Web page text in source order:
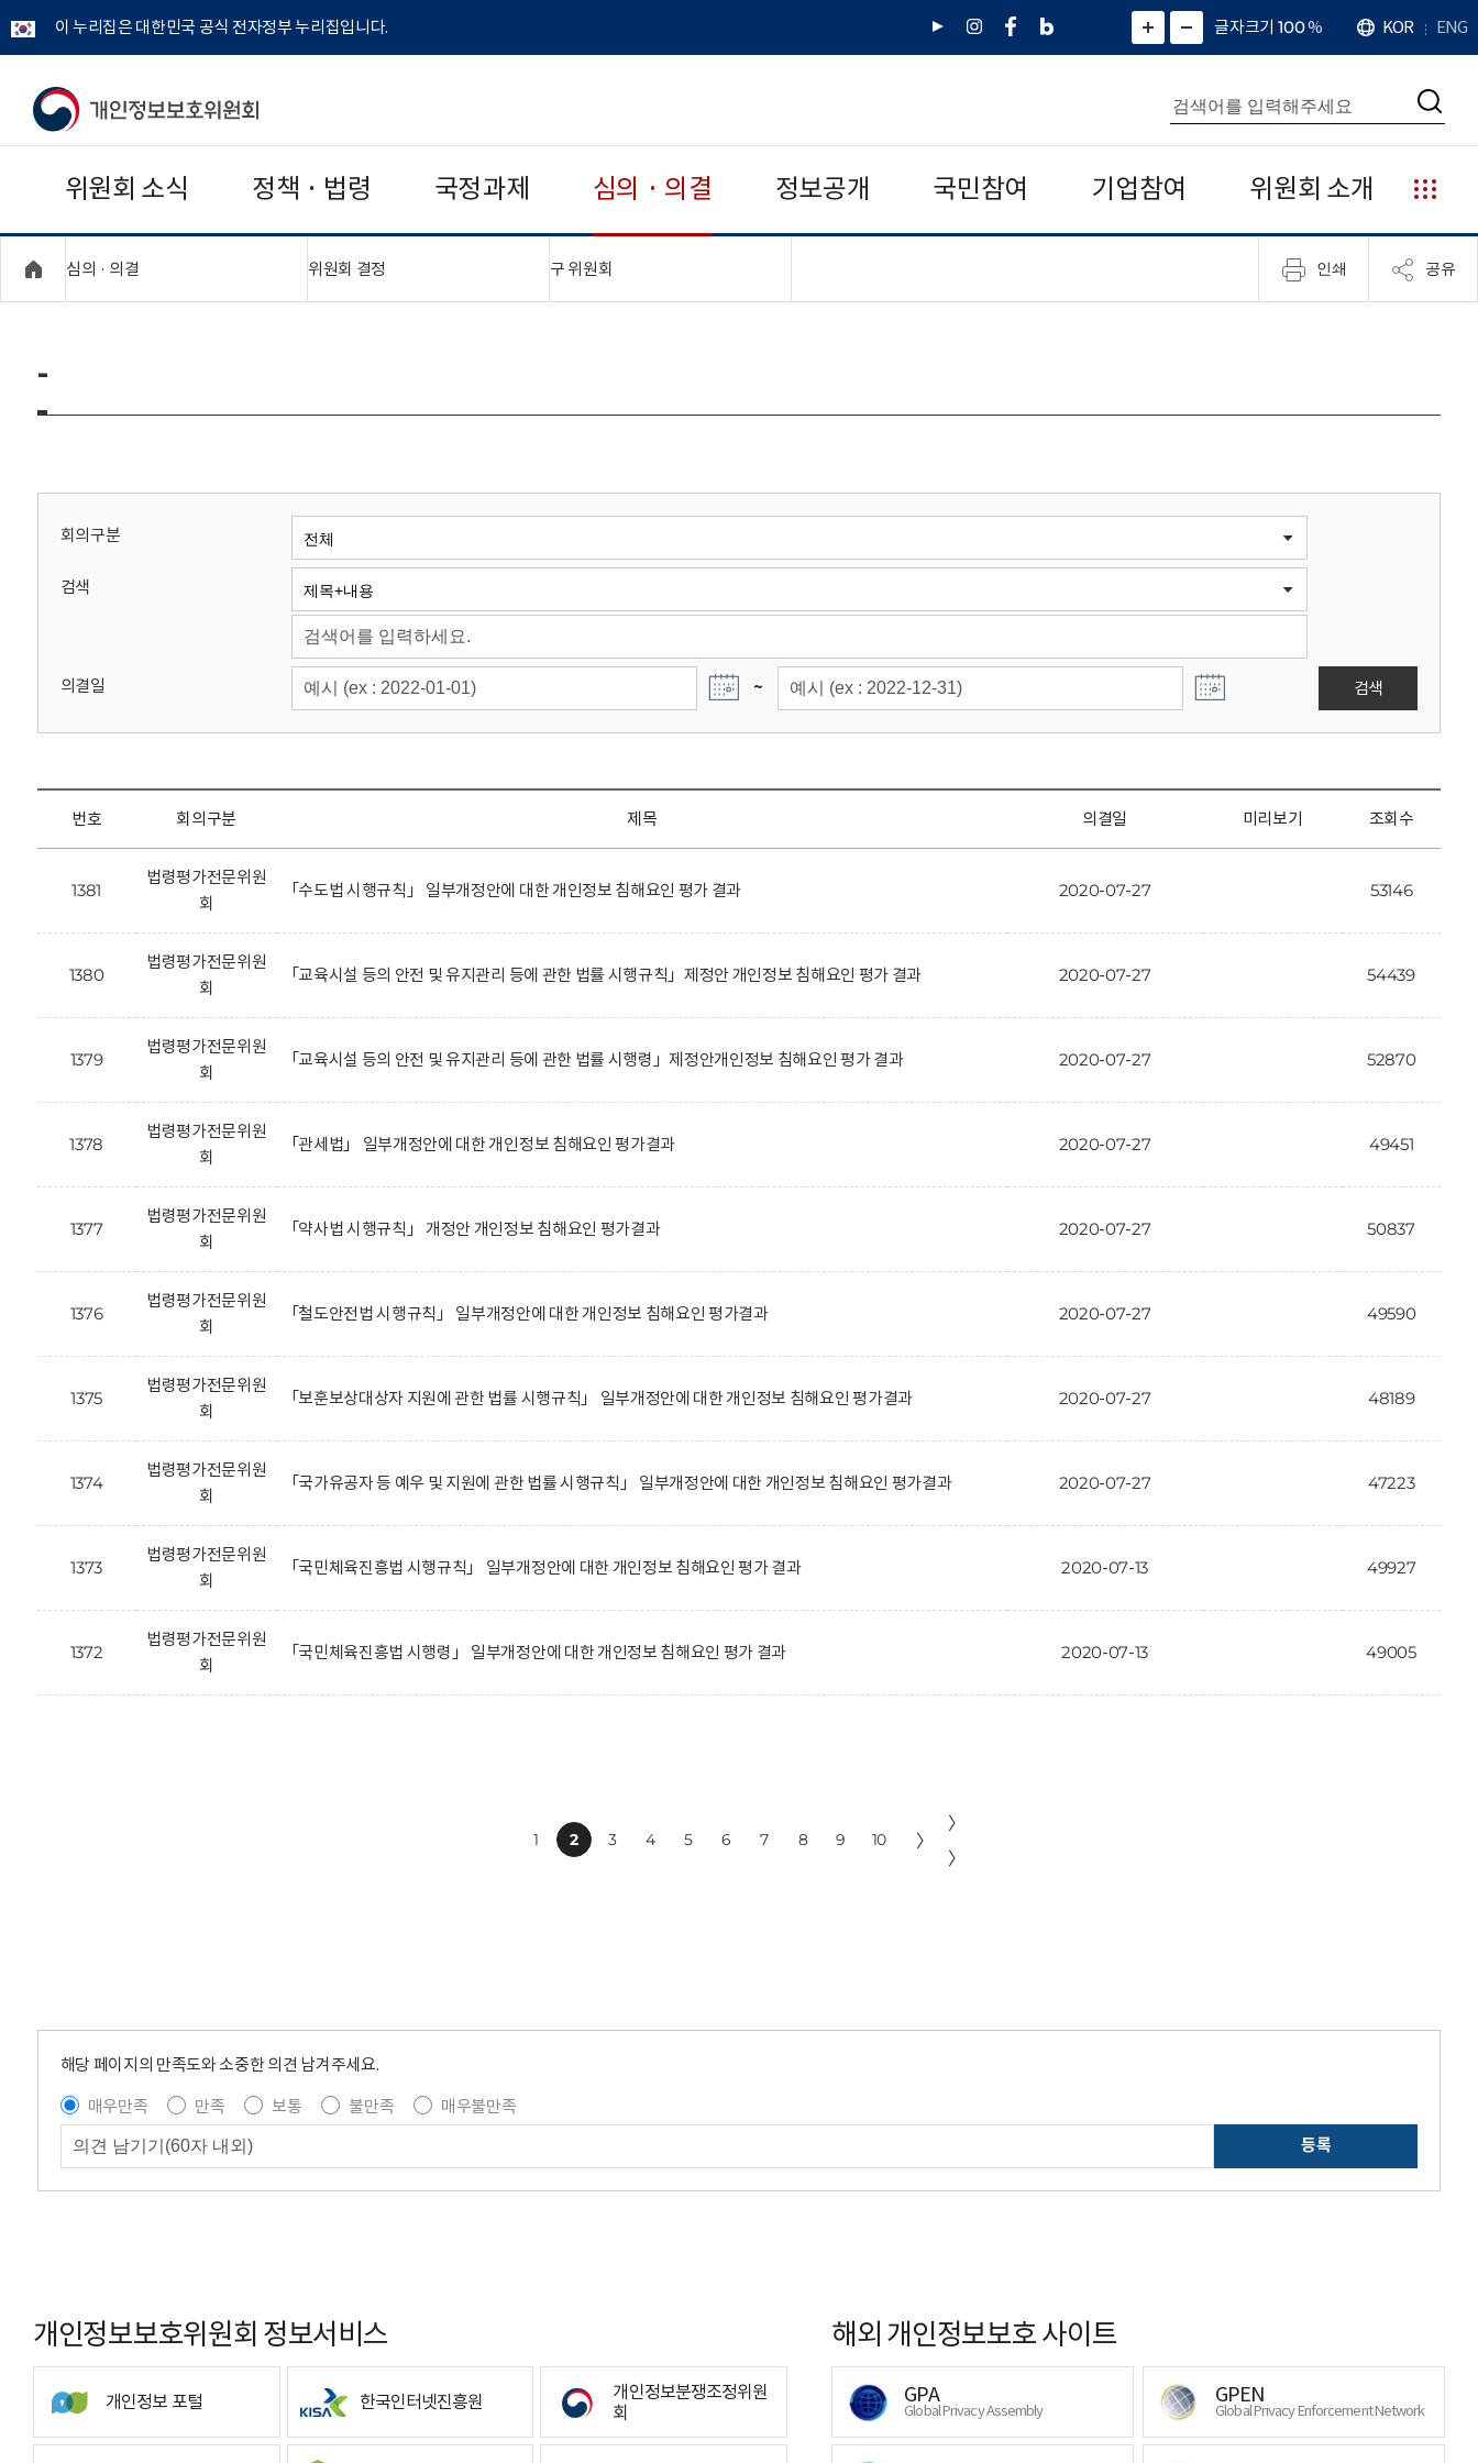
이 누리집은 대한민국 공식 전자정부 누리집입니다.
유
인
페
네
그
)
화
면
면
소
확
대
치
글자크기 100%
언
어
KOR ENG
개
보
보
위
회
통
합
검
색
검
위원회 소식 정책 · 법령 국정과제 심의 · 의결 정보공개 국민참여 기업참여 위원회 소개
누
리
집
안
심의 · 의결 위원회 결정 구 위원회 인쇄 공유
-
회의구분
검색
의결일 ~ 검색
번호 회의구분 제목 의결일 미리보기 조회수
1381
법령평가전문위원
회
「수도법 시행규칙」 일부개정안에 대한 개인정보 침해요인 평가 결과 2020-07-27 53146
1380
법령평가전문위원
회
「교육시설 등의 안전 및 유지관리 등에 관한 법률 시행규칙」제정안 개인정보 침해요인 평가 결과 2020-07-27 54439
1379
법령평가전문위원
회
「교육시설 등의 안전 및 유지관리 등에 관한 법률 시행령」제정안개인정보 침해요인 평가 결과 2020-07-27 52870
1378
법령평가전문위원
회
「관세법」 일부개정안에 대한 개인정보 침해요인 평가결과 2020-07-27 49451
1377
법령평가전문위원
회
「약사법 시행규칙」 개정안 개인정보 침해요인 평가결과 2020-07-27 50837
1376
법령평가전문위원
회
「철도안전법 시행규칙」 일부개정안에 대한 개인정보 침해요인 평가결과 2020-07-27 49590
1375
법령평가전문위원
회
「보훈보상대상자 지원에 관한 법률 시행규칙」 일부개정안에 대한 개인정보 침해요인 평가결과 2020-07-27 48189
1374
법령평가전문위원
회
「국가유공자 등 예우 및 지원에 관한 법률 시행규칙」 일부개정안에 대한 개인정보 침해요인 평가결과 2020-07-27 47223
1373
법령평가전문위원
회
「국민체육진흥법 시행규칙」 일부개정안에 대한 개인정보 침해요인 평가 결과 2020-07-13 49927
1372
법령평가전문위원
회
「국민체육진흥법 시행령」 일부개정안에 대한 개인정보 침해요인 평가 결과 2020-07-13 49005
1 2 3 4 5 6 7 8 9 10 〉
〉
〉
해당 페이지의 만족도와 소중한 의견 남겨주세요.
매우만족
만족 보통 불만족
매우불만족
등록
개인정보보호위원회 정보서비스
개인정보 포털 한국인터넷진흥원
개인정보분쟁조정위원
회
해외 개인정보보호 사이트
GPA
Global Privacy Assembly
GPEN
Global Privacy Enforcement Network